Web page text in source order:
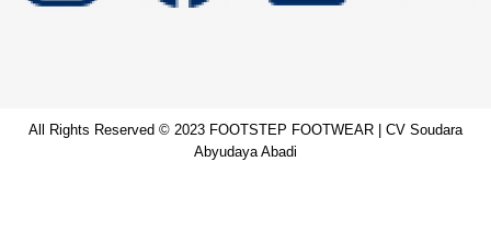
All Rights Reserved © 2023 FOOTSTEP FOOTWEAR | CV Soudara
Abyudaya Abadi